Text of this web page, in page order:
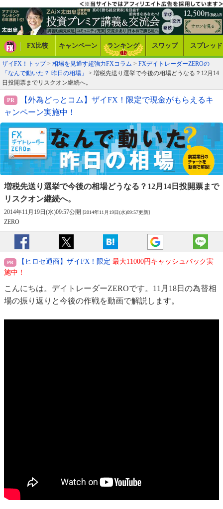
FX比較 キャンペーン ランキング スワップ スプレッド
ザイFX！トップ> 相場を見通す超強力FXコラム > FXデイトレーダーZEROの
「なんで動いた？ 昨日の相場」
> 増税先送り選挙で今後の相場どうなる？12月14
日投開票までリスクオン継続へ。
【外為どっとコム】ザイFX！限定で現金がもらえるキ
ャンペーン実施中！
増税先送り選挙で今後の相場どうなる？ 12月14日投開票まで
リスクオン継続へ。
2014年11月19日(水)09:57公開 [2014年11月19日(水)09:57更新]
ZERO
【ヒロセ通商】ザイFX！限定 最大11000円キャッシュバック実
施中！
こんにちは。デイトレーダーZEROです。11月18日の為替相
場の振り返りと今後の作戦を動画で解説します。